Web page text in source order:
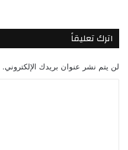
اترك تعليقاً
لن يتم نشر عنوان بريدك الإلكتروني.